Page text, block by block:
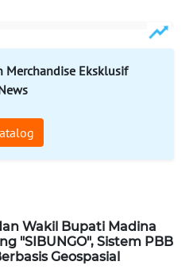
Merchandise Eksklusif
Wakil Bupati Madina
"SIBUNGO", Sistem PBB
Geospasial